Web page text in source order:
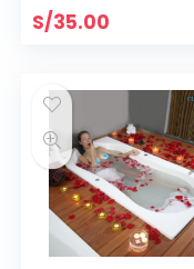
S/35.00